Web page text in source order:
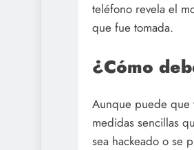
teléfono revela el
que fue tomada.
¿Cómo
Aunque puede que
medidas sencillas
sea hackeado o se